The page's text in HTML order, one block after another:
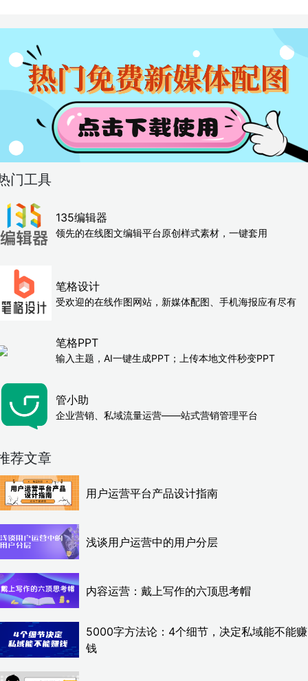
门工具
135编辑器
领先的在线图文编辑平台原创样式素材，一键套用
笔格设计
受欢迎的在线作图网站，新媒体配图、手机海报应有尽有
笔格PPT
输入主题，AI一键生成PPT；上传本地文件秒变PPT
管小助
企业营销、私域流量运营——站式营销管理平台
荐文章
用户运营平台产品设计指南
浅谈用户运营中的用户分层
内容运营：戴上写作的六顶思考帽
5000字方法论：4个细节，决定私域能不能赚
钱